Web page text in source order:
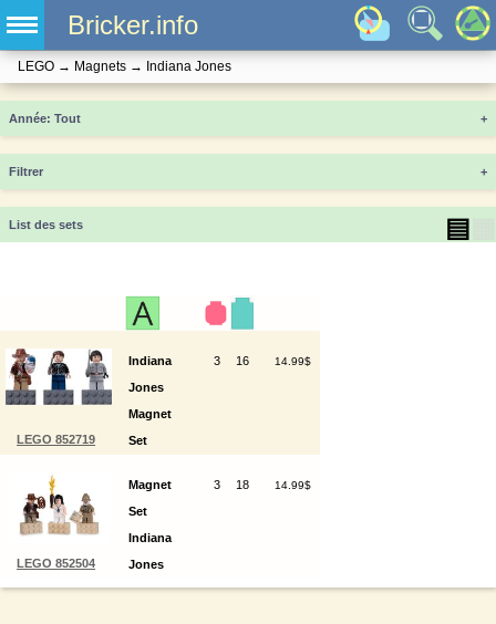
Bricker.info
LEGO → Magnets → Indiana Jones
Année +
Filtrer +
List des sets ▤
LEGO 852719
Indiana
Jones
Magnet
Set
3 16 14.99$
LEGO 852504
Magnet
Set
Indiana
Jones
3 18 14.99$